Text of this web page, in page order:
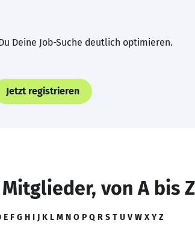
Deine Job-Suche deutlich optimieren.
Jetzt registrieren
Mitglieder, von A bis Z
E F G H I J K L M N O P Q R S T U V W X Y Z